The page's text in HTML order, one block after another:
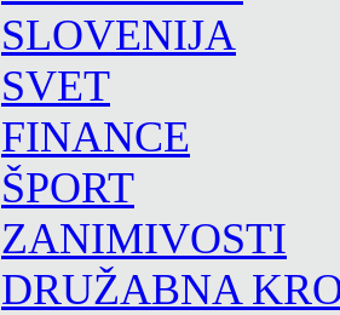
SLOVENIJA
SVET
FINANCE
ŠPORT
ZANIMIVOSTI
DRUŽABNA